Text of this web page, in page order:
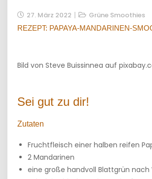
27. März 2022 Grüne Smoothies
REZEPT: PAPAYA-MANDARINEN-
Bild von Steve Buissinnea auf
Sei gut zu dir!
Zutaten
Fruchtfleisch einer halben reifen
2 Mandarinen
eine große handvoll Blattgrün nach